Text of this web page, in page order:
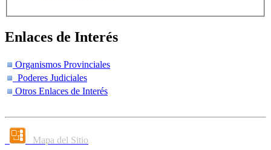
Enlaces de Interés
Organismos Provinciales
Poderes Judiciales
Otros Enlaces de Interés
Mapa del Sitio